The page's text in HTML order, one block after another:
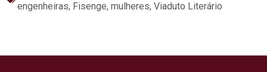
engenheiras, Fisenge, mulheres, Viaduto Literário